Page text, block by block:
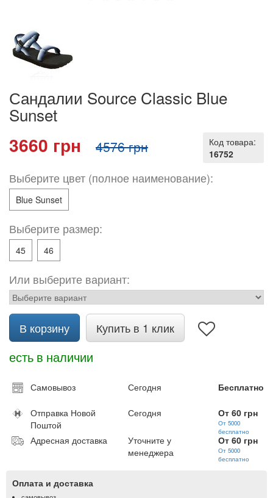
Сандалии Source Classic Blue
Sunset
Код товара:
16752
3660 грн 4576 грн
Выберите цвет (полное наименование):
Blue Sunset
Выберите размер:
45 46
Или выберите вариант:
В корзину Купить в 1 клик
есть в наличии
Самовывоз Сегодня Бесплатно
Отправка Новой
Поштой
Сегодня От 60 грн
От 5000
бесплатно
Адресная доставка
Уточните у
менеджера
От 60 грн
От 5000
бесплатно
Оплата и доставка